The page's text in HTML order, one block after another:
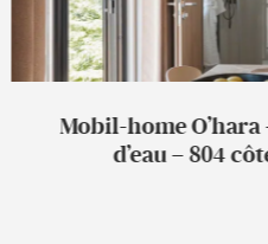
Mobil-home
d’eau